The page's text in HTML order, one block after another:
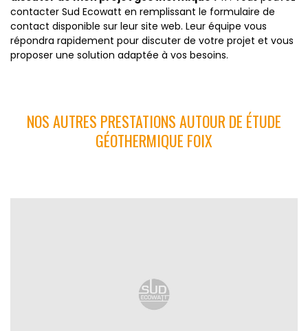
contacter Sud Ecowatt en remplissant le formulaire de
contact disponible sur leur site web. Leur équipe vous
répondra rapidement pour discuter de votre projet et vous
proposer une solution adaptée à vos besoins.
NOS AUTRES PRESTATIONS AUTOUR DE ÉTUDE
GÉOTHERMIQUE FOIX